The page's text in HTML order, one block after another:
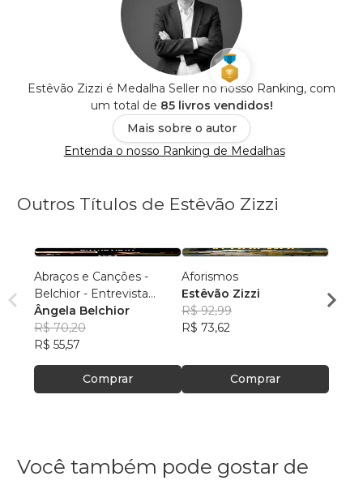
Estêvão Zizzi é Medalha Seller no nosso Ranking, com
um total de 85 livros vendidos!
Mais sobre o autor
Entenda o nosso Ranking de Medalhas
Outros Títulos de Estêvão Zizzi
Abraços e Canções -
Belchior - Entrevista
Inédita
Ângela Belchior
R$ 70,20
R$ 55,57
Comprar
Aforismos
Estêvão Zizzi
R$ 92,99
R$ 73,62
Comprar
R$
Você também pode gostar de